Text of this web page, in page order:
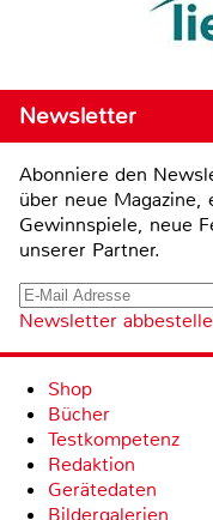
Newsletter
Abonniere den
über neue Magazine,
Gewinnspiele, neue
unserer Partner.
Newsletter
Shop
Bücher
Testkompetenz
Redaktion
Gerätedaten
Bildergalerien